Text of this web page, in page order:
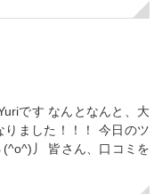
です なんとなんと、大
りました！！！ 今日のツ
丿 皆さん、口コミを